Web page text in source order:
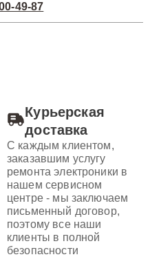
49-87
Курьерская
доставка
С каждым клиентом,
заказавшим услугу
ремонта электроники в
нашем сервисном
центре - мы заключаем
письменный договор,
поэтому все наши
клиенты в полной
безопасности